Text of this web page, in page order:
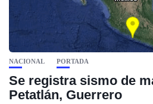
NACIONAL PORTADA
Se registra sismo de
Petatlán, Guerrero